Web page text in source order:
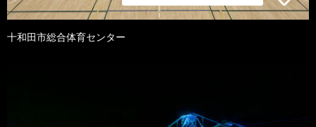
十和田市総合体育センター